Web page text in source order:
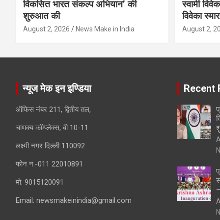
विकसित भारत संकल्प अभियान’ की
शुरुआत की
August 2, 2026 News Make in India
स्वामी
विवेका
August 2,
न्यूज मेक इन इण्डिया
ऑफिस नंबर 211, द्वितीय तल,
चाणक्य कॉम्प्लेक्स, बी 10-11
लक्ष्मी नगर दिल्ली 110092
फोन न.-011 22010891
मो. 9015120091
Email: newsmakeinindia@gmail.com
Recent